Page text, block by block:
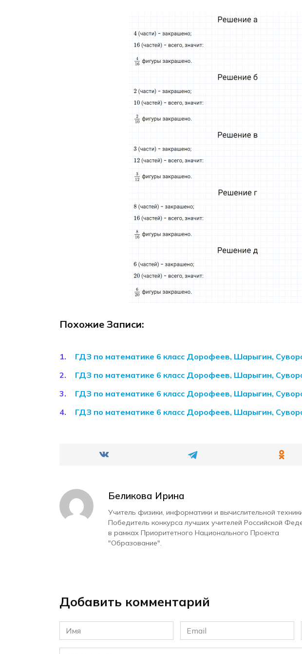
Похожие Записи:
ГДЗ по математике 6 класс Дорофеев, Шарыгин,
ГДЗ по математике 6 класс Дорофеев, Шарыгин,
ГДЗ по математике 6 класс Дорофеев, Шарыгин,
ГДЗ по математике 6 класс Дорофеев, Шарыгин,
Беликова Ирина
Учитель физики, информатики и вычислительной
Победитель конкурса лучших учителей Российской
в рамках Приоритетного Национального Проекта
"Образование".
Добавить комментарий
Имя
*
Email
*